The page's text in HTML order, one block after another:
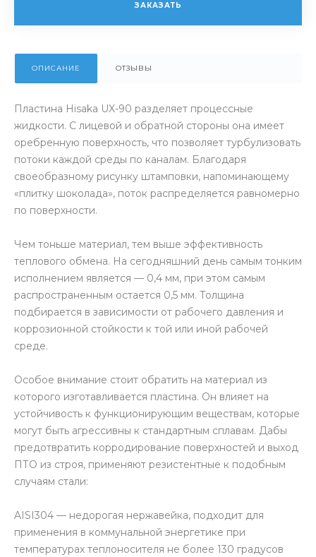
ЗАКАЗАТЬ
ОПИСАНИЕ ОТЗЫВЫ
Пластина Hisaka UX-90 разделяет процессные
жидкости. С лицевой и обратной стороны она имеет
оребренную поверхность, что позволяет турбулизовать
потоки каждой среды по каналам. Благодаря
своеобразному рисунку штамповки, напоминающему
«плитку шоколада», поток распределяется равномерно
по поверхности.
Чем тоньше материал, тем выше эффективность
теплового обмена. На сегодняшний день самым тонким
исполнением является — 0,4 мм, при этом самым
распространенным остается 0,5 мм. Толщина
подбирается в зависимости от рабочего давления и
коррозионной стойкости к той или иной рабочей
среде.
Особое внимание стоит обратить на материал из
которого изготавливается пластина. Он влияет на
устойчивость к функционирующим веществам, которые
могут быть агрессивны к стандартным сплавам. Дабы
предотвратить корродирование поверхностей и выход
ПТО из строя, применяют резистентные к подобным
случаям стали:
AISI304 — недорогая нержавейка, подходит для
применения в коммунальной энергетике при
температурах теплоносителя не более 130 градусов